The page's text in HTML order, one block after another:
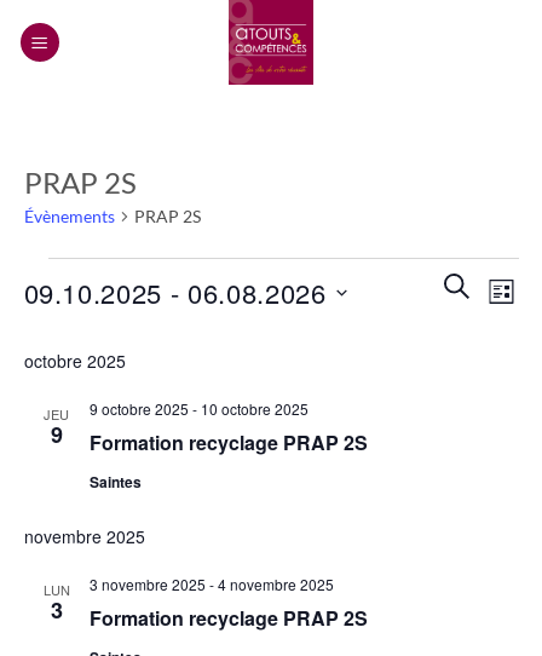
PRAP 2S
Évènements PRAP 2S
LISTE
09.10.2025 - 06.08.2026
une
octobre 2025
JEU
9 Formation recyclage PRAP 2S
9 octobre 2025 - 10 octobre 2025
Saintes
novembre 2025
LUN
3 Formation recyclage PRAP 2S
3 novembre 2025 -4 novembre 2025